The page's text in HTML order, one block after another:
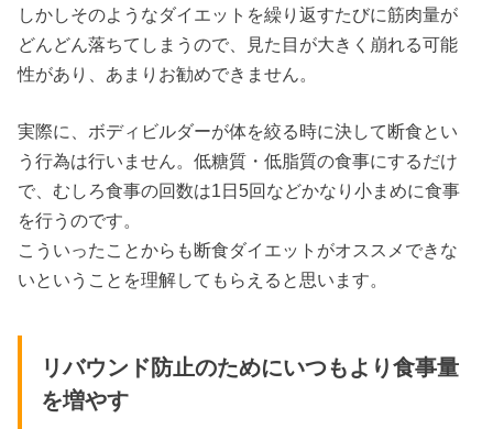
しかしそのようなダイエットを繰り返すたびに筋肉量が
どんどん落ちてしまうので、見た目が大きく崩れる可能
性があり、あまりお勧めできません。
実際に、ボディビルダーが体を絞る時に決して断食とい
う行為は行いません。低糖質・低脂質の食事にするだけ
で、むしろ食事の回数は1日5回などかなり小まめに食事
を行うのです。
こういったことからも断食ダイエットがオススメできな
いということを理解してもらえると思います。
リバウンド防止のためにいつもより食事量
を増やす